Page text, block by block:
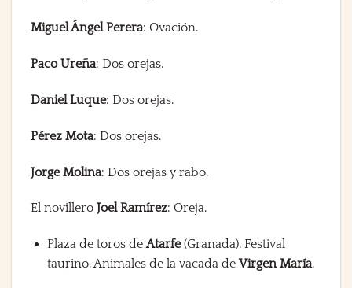
Miguel Ángel Perera: Ovación.
Paco Ureña: Dos orejas.
Daniel Luque: Dos orejas.
Pérez Mota: Dos orejas.
Jorge Molina: Dos orejas y rabo.
El novillero Joel Ramírez: Oreja.
Plaza de toros deAtarfe(Granada). Festival
taurino. Animales de la vacada deVirgen María.